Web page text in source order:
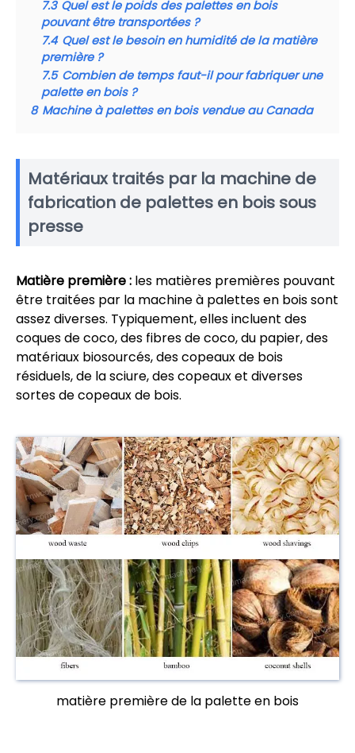
7.3 Quel est le poids des palettes en bois
pouvant être transportées ?
7.4 Quel est le besoin en humidité de la matière
première ?
7.5 Combien de temps faut-il pour fabriquer une
palette en bois ?
8 Machine à palettes en bois vendue au Canada
Matériaux traités par la machine de
fabrication de palettes en bois sous
presse
Matière première : les matières premières pouvant
être traitées par la machine à palettes en bois sont
assez diverses. Typiquement, elles incluent des
coques de coco, des fibres de coco, du papier, des
matériaux biosourcés, des copeaux de bois
résiduels, de la sciure, des copeaux et diverses
sortes de copeaux de bois.
matière première de la palette en bois